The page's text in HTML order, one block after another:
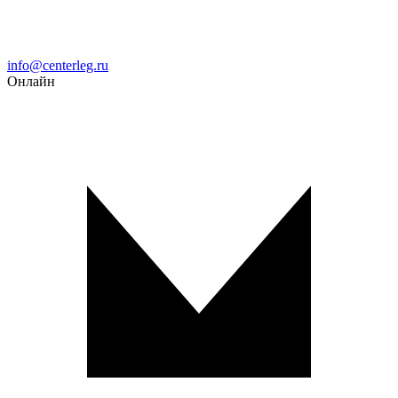
Email
info@centerleg.ru
Онлайн